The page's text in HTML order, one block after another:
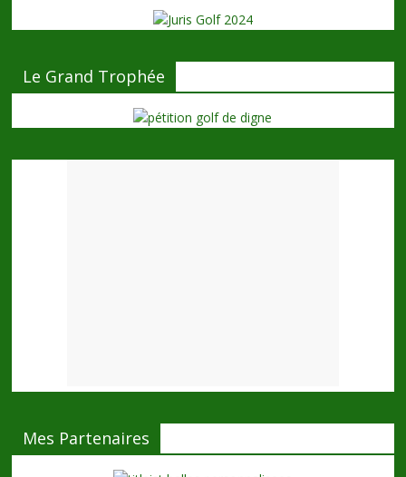
Le Grand Trophée
Mes Partenaires